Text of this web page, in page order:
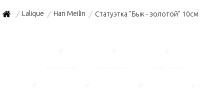
/ Lalique / Han Meilin / Статуэтка "Бык - золотой" 10см